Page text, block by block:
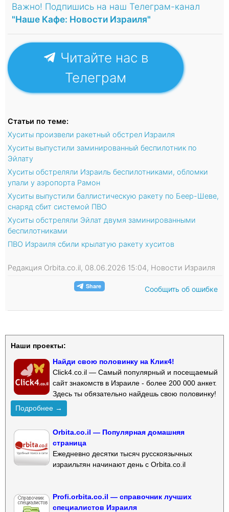
Важно! Подпишись на наш Телеграм-канал
"Наше Кафе: Новости Израиля"
Читайте нас в
Телеграм
Статьи по теме:
Хуситы произвели ракетный обстрел Израиля
Хуситы выпустили заминированный беспилотник по
Эйлату
Хуситы обстреляли Израиль беспилотниками, обломки
упали у аэропорта Рамон
Хуситы выпустили баллистическую ракету по Беер-Шеве,
снаряд сбит системой ПВО
Хуситы обстреляли Эйлат двумя заминированными
беспилотниками
ПВО Израиля сбили крылатую ракету хуситов
Редакция Orbita.co.il, 08.06.2026 15:04, Новости Израиля
Сообщить об ошибке
Наши проекты:
Найди свою половинку на Клик4!
Click4.co.il — Самый популярный и посещаемый
сайт знакомств в Израиле - более 200 000 анкет.
Здесь ты обязательно найдешь свою половинку!
Подробнее →
Orbita.co.il — Популярная домашняя
страница
Ежедневно десятки тысяч русскоязычных
израильтян начинают день с Orbita.co.il
Profi.orbita.co.il — справочник лучших
специалистов Израиля